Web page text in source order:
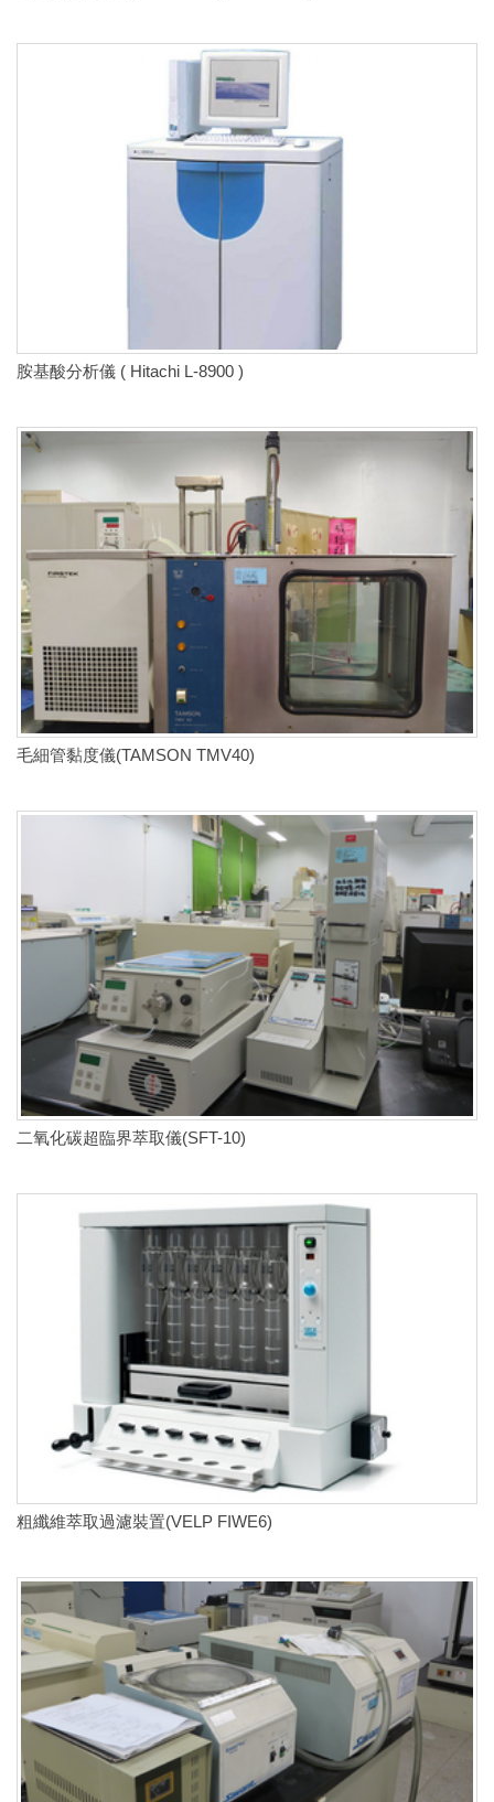
胺基酸分析儀 ( Hitachi L-8900 )
毛細管黏度儀(TAMSON TMV40)
二氧化碳超臨界萃取儀(SFT-10)
粗纖維萃取過濾裝置(VELP FIWE6)